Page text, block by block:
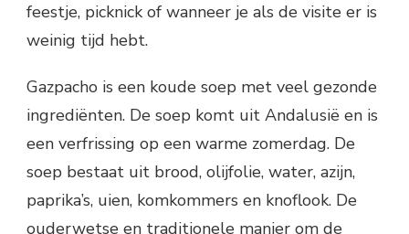
feestje, picknick of wanneer je als de visite er is
weinig tijd hebt.
Gazpacho is een koude soep met veel gezonde
ingrediënten. De soep komt uit Andalusië en is
een verfrissing op een warme zomerdag. De
soep bestaat uit brood, olijfolie, water, azijn,
paprika’s, uien, komkommers en knoflook. De
ouderwetse en traditionele manier om de